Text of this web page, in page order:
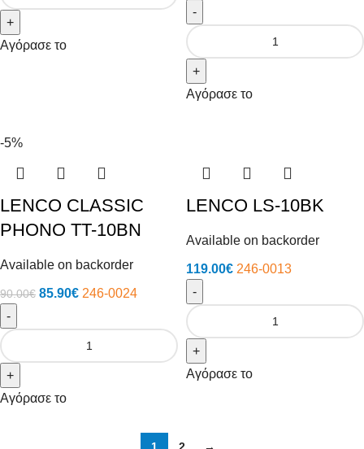
+
Αγόρασε το
-
+
Αγόρασε το
-5%
LENCO CLASSIC
PHONO TT-10BN
Available on backorder
90.00€ 85.90€ 246-0024
-
+
Αγόρασε το
LENCO LS-10BK
Available on backorder
119.00€ 246-0013
-
+
Αγόρασε το